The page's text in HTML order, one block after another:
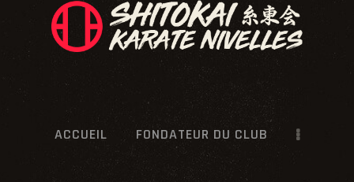
ACCUEIL FONDATEUR DU CLUB